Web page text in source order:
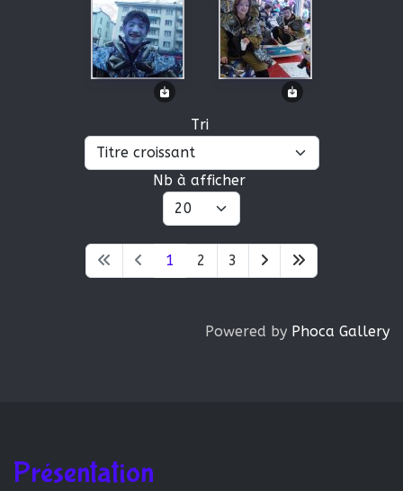
Tri
Nb à afficher
1 2 3
Powered by Phoca Gallery
Présentation